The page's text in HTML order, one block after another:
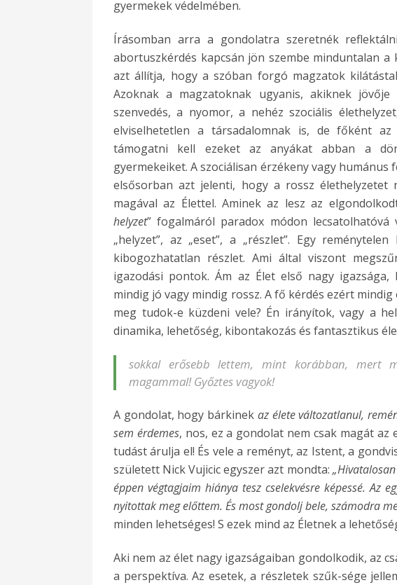
gyermekek védelmében.
Írásomban arra a gondolatra szeretnék
abortuszkérdés kapcsán jön szembe minduntalan
azt állítja, hogy a szóban forgó magzatok
Azoknak a magzatoknak ugyanis, akiknek
szenvedés, a nyomor, a nehéz szociális
elviselhetetlen a társadalomnak is, de főként
támogatni kell ezeket az anyákat abban a
gyermekeiket. A szociálisan érzékeny vagy humánus
elsősorban azt jelenti, hogy a rossz élethelyzetet
magával az Élettel. Aminek az lesz az
helyzet” fogalmáról paradox módon lecsatolhatóvá
„helyzet”, az „eset”, a „részlet”. Egy
kibogozhatatlan részlet. Ami által viszont
igazodási pontok. Ám az Élet első nagy
mindig jó vagy mindig rossz. A fő kérdés ezért
meg tudok-e küzdeni vele? Én irányítok, vagy a
dinamika, lehetőség, kibontakozás és fantasztikus
sokkal erősebb lettem, mint korábban, mert
magammal! Győztes vagyok!
A gondolat, hogy bárkinek az élete változatlanul,
sem érdemes, nos, ez a gondolat nem csak magát az
tudást árulja el! És vele a reményt, az Istent, a
született Nick Vujicic egyszer azt mondta:
éppen végtagjaim hiánya tesz cselekvésre képessé. Az
nyitottak meg előttem. És most gondolj bele, számodra
minden lehetséges! S ezek mind az Életnek a
Aki nem az élet nagy igazságaiban gondolkodik, az
a perspektíva. Az esetek, a részletek szűk-sége